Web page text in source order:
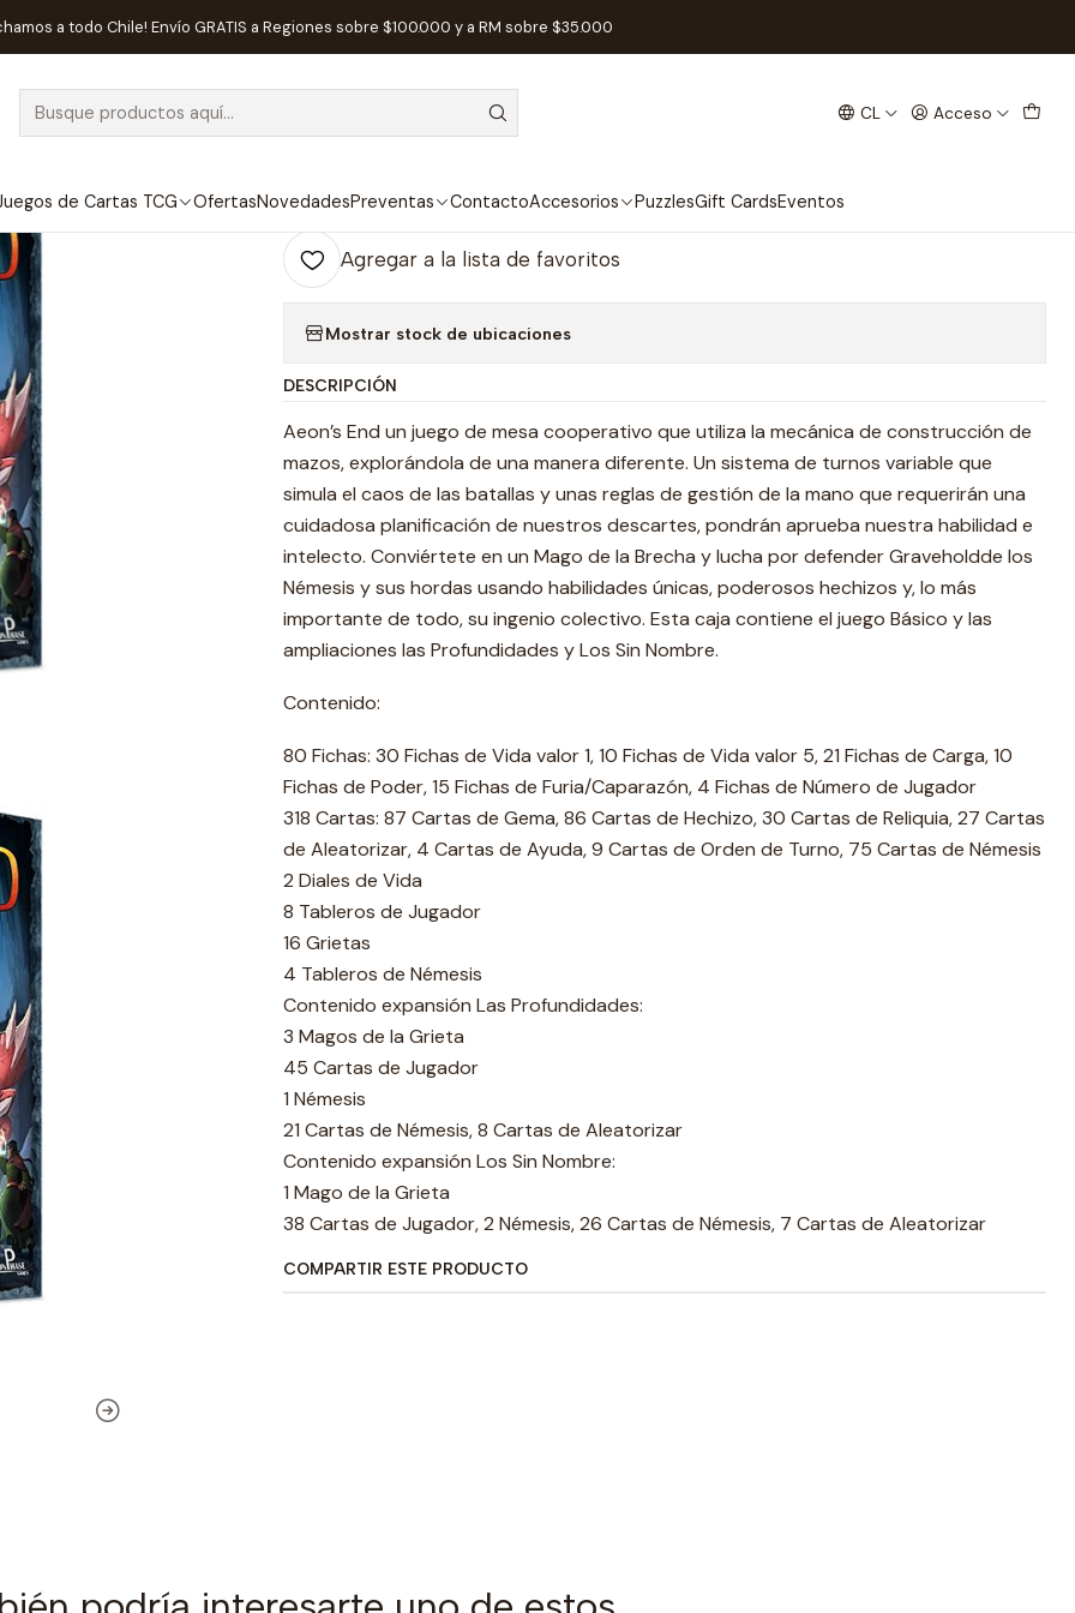
CL Acceso
de Cartas TCG OfertasNovedadesPreventas ContactoAccesorios PuzzlesGift CardsEventos
a todo Chile! Envío GRATIS a Regiones sobre $100.000 y a RM sobre $35.000
Inicio Juegos de Mesa Cooperativos Aeon's End - Español
Aeon's End - Español
Cantidad
Agregar al Carro
Agregar a la lista de favoritos
Mostrar stock de ubicaciones
DESCRIPCIÓN
Aeon’s End un juego de mesa cooperativo que utiliza la mecánica de construcción de
mazos, explorándola de una manera diferente. Un sistema de turnos variable que
simula el caos de las batallas y unas reglas de gestión de la mano que requerirán una
cuidadosa planificación de nuestros descartes, pondrán aprueba nuestra habilidad e
intelecto. Conviértete en un Mago de la Brecha y lucha por defender Graveholdde los
Némesis y sus hordas usando habilidades únicas, poderosos hechizos y, lo más
importante de todo, su ingenio colectivo. Esta caja contiene el juego Básico y las
ampliaciones las Profundidades y Los Sin Nombre.
Contenido:
80 Fichas: 30 Fichas de Vida valor 1, 10 Fichas de Vida valor 5, 21 Fichas de Carga, 10
Fichas de Poder, 15 Fichas de Furia/Caparazón, 4 Fichas de Número de Jugador
318 Cartas: 87 Cartas de Gema, 86 Cartas de Hechizo, 30 Cartas de Reliquia, 27 Cartas
de Aleatorizar, 4 Cartas de Ayuda, 9 Cartas de Orden de Turno, 75 Cartas de Némesis
2 Diales de Vida
8 Tableros de Jugador
16 Grietas
4 Tableros de Némesis
Contenido expansión Las Profundidades:
3 Magos de la Grieta
45 Cartas de Jugador
1 Némesis
21 Cartas de Némesis, 8 Cartas de Aleatorizar
Contenido expansión Los Sin Nombre:
1 Mago de la Grieta
38 Cartas de Jugador, 2 Némesis, 26 Cartas de Némesis, 7 Cartas de Aleatorizar
COMPARTIR ESTE PRODUCTO